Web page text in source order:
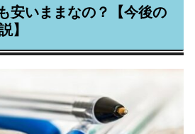
安いままなの？【今後の
】